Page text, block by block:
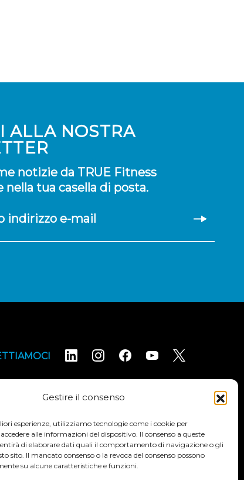
Gestire il consenso
esperienze, utilizziamo tecnologie come i cookie per
alle informazioni del dispositivo. Il consenso a queste
di elaborare dati quali il comportamento di navigazione o gli
sito. Il mancato consenso o la revoca del consenso possono
su alcune caratteristiche e funzioni.
ALLA NOSTRA
notizie da TRUE Fitness
tua casella di posta.
indirizzo e-mail
Dichiarazione di accessibilità